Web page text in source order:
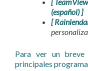
(español) ]
[
Para ver un
principales